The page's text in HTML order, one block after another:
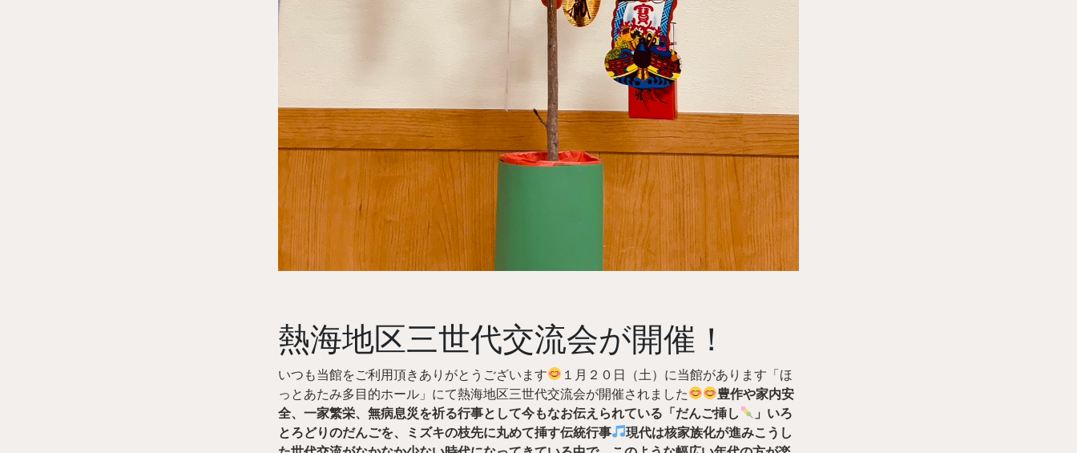
熱海地区三世代交流会が開催！
いつも当館をご利用頂きありがとうございます
１月２０日（土）に当館があります「ほ
っとあたみ多目的ホール」にて熱海地区三世代交流会が開催されました
豊作や家内安
全、一家繁栄、無病息災を祈る行事として今もなお伝えられている「だんご挿し
」いろ
とろどりのだんごを、ミズキの枝先に丸めて挿す伝統行事
現代は核家族化が進みこうし